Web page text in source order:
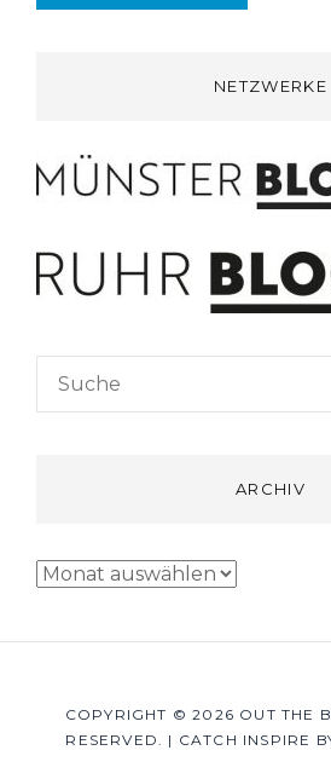
NETZWERKE
Search
for:
ARCHIV
Archiv
COPYRIGHT © 2026 OUT THE
RESERVED. | CATCH INSPIRE